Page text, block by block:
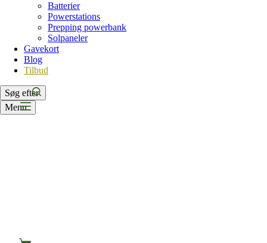
Batterier
Powerstations
Prepping powerbank
Solpaneler
Gavekort
Blog
Tilbud
Søg efter
Menu